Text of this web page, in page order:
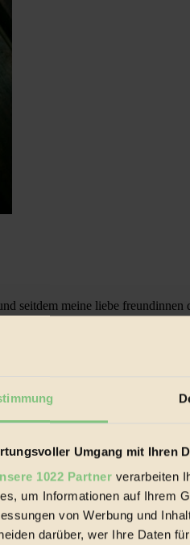
Umgang mit Ihren
1022 Partner verarbeiten
um Informationen auf Ihrem
von Werbung und
darüber, wer Ihre Daten
seitdem meine liebe